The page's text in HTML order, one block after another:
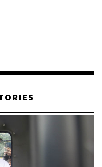
TEAM
THE STANDARD